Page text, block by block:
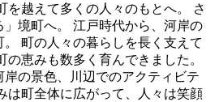
を越えて多くの人々のもとへ。 さ
境町へ。 江戸時代から、河岸の
町の人々の暮らしを長く支えて
の恵みも数多く育んできました。
の景色、川辺でのアクティビテ
は町全体に広がって、人々は笑顔